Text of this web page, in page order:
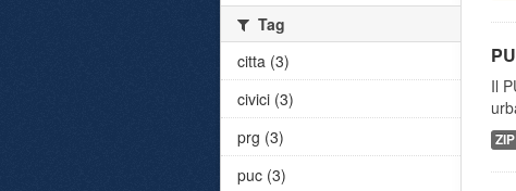
Il
ZIP
Tag
citta (3)
civici (3)
prg (3)
puc (3)